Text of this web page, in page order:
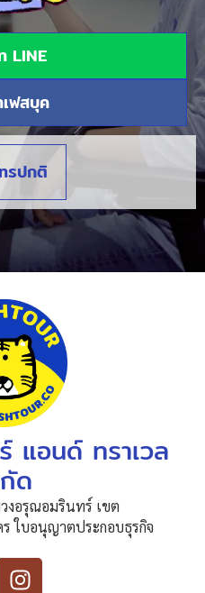
LINE
ฟสบุค
รปกติ
แอนด์ ทราเวล
ด
อรุณอมรินทร์ เขต
ใบอนุญาตประกอบธุรกิจ